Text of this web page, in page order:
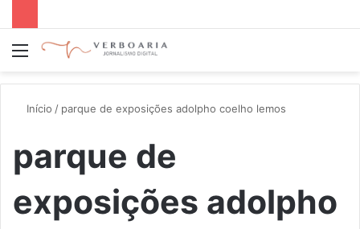
Menu
Início / parque de exposições adolpho coelho lemos
parque de
exposições adolpho